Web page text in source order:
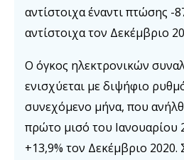
αντίστοιχα έναντι πτώσης -
αντίστοιχα τον Δεκέμβριο
Ο όγκος ηλεκτρονικών
ενισχύεται με διψήφιο
συνεχόμενο μήνα, που
πρώτο μισό του Ιανουαρίου
+13,9% τον Δεκέμβριο 2020.